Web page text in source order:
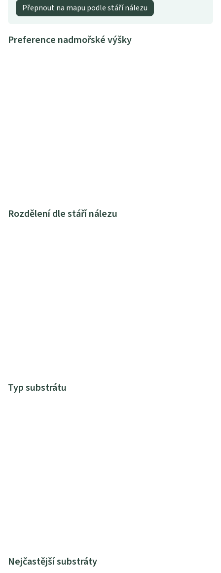
Přepnout na mapu podle stáří nálezu
Preference nadmořské výšky
Rozdělení dle stáří nálezu
Typ substrátu
Nejčastější substráty